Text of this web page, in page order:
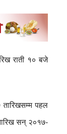
राती १० बजे
तारिखसम्म पहल
सन् २०१७-